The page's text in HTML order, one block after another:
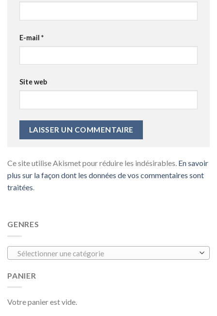
E-mail *
Site web
Ce site utilise Akismet pour réduire les indésirables. En savoir
plus sur la façon dont les données de vos commentaires sont
traitées.
GENRES
Sélectionner une catégorie
PANIER
Votre panier est vide.